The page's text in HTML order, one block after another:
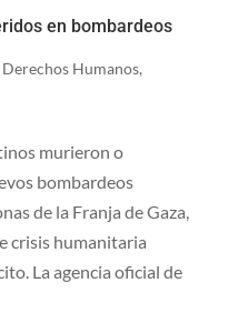
en bombardeos
Derechos Humanos,
murieron o
bombardeos
de la Franja de Gaza,
crisis humanitaria
La agencia oficial de